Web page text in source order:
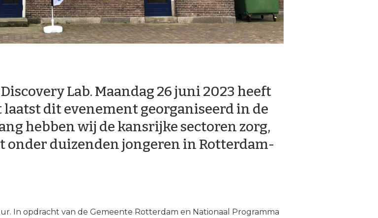
Lab. Maandag 26 juni 2023 heeft
dit evenement georganiseerd in de
hebben wij de kansrijke sectoren zorg,
onder duizenden jongeren in Rotterdam-
In opdracht van de Gemeente Rotterdam en Nationaal Programma